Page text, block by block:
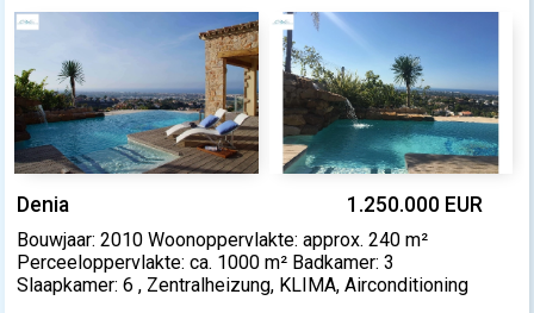
Denia 1.250.000 EUR
Bouwjaar: 2010 Woonoppervlakte: approx. 240 m²
Perceeloppervlakte: ca. 1000 m² Badkamer: 3
Slaapkamer: 6 , Zentralheizung, KLIMA, Airconditioning